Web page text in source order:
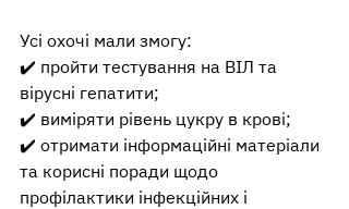
Усі охочі мали змогу:
✔️ пройти тестування на ВІЛ та
вірусні гепатити;
✔️ виміряти рівень цукру в крові;
✔️ отримати інформаційні матеріали
та корисні поради щодо
профілактики інфекційних і